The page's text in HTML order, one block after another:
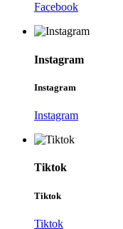
Facebook
Instagram
Instagram
Instagram
Tiktok
Tiktok
Tiktok